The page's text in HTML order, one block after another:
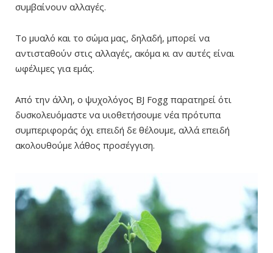
συμβαίνουν αλλαγές.
Το μυαλό και το σώμα μας, δηλαδή, μπορεί να
αντισταθούν στις αλλαγές, ακόμα κι αν αυτές είναι
ωφέλιμες για εμάς.
Από την άλλη, ο ψυχολόγος BJ Fogg παρατηρεί ότι
δυσκολευόμαστε να υιοθετήσουμε νέα πρότυπα
συμπεριφοράς όχι επειδή δε θέλουμε, αλλά επειδή
ακολουθούμε λάθος προσέγγιση.